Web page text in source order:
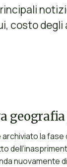
costo
la
nuovamente